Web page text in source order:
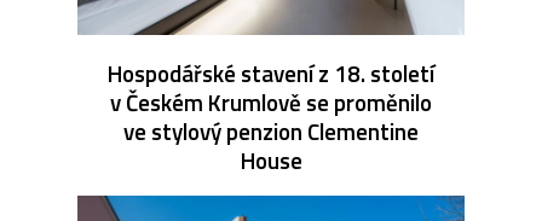
Hospodářské stavení z 18. století
v Českém Krumlově se proměnilo
ve stylový penzion Clementine
House